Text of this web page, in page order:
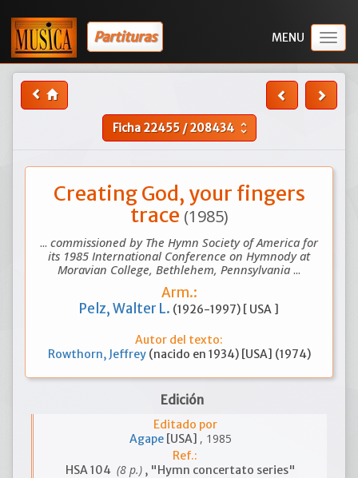
Partituras
Ficha22455/208434 unfold_more
Creating God, your fingers
trace (1985)
... commissioned by The Hymn Society of America for
its 1985 International Conference on Hymnody at
Moravian College, Bethlehem, Pennsylvania ...
Arm.:
Pelz, Walter L. (1926-1997) [ USA ]
Autor del texto:
Rowthorn, Jeffrey (nacido en 1934) [USA] (1974)
Edición
Editado por
Agape [USA] , 1985
Ref.:
HSA 104 (8 p.), "Hymn concertato series"